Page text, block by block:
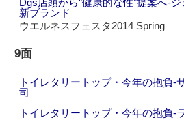
Dgs店頭から“健康的な性”提案へ‐
新ブランド
ウエルネスフェスタ2014 Spring
9面
トイレタリートップ・今年の抱負
司
トイレタリートップ・今年の抱負